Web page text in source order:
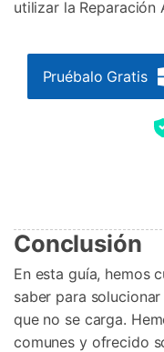
utilizar la Reparación
Pruébalo Gratis
Conclusión
En esta guía, hemos
saber para
que no se carga.
comunes y ofrecido